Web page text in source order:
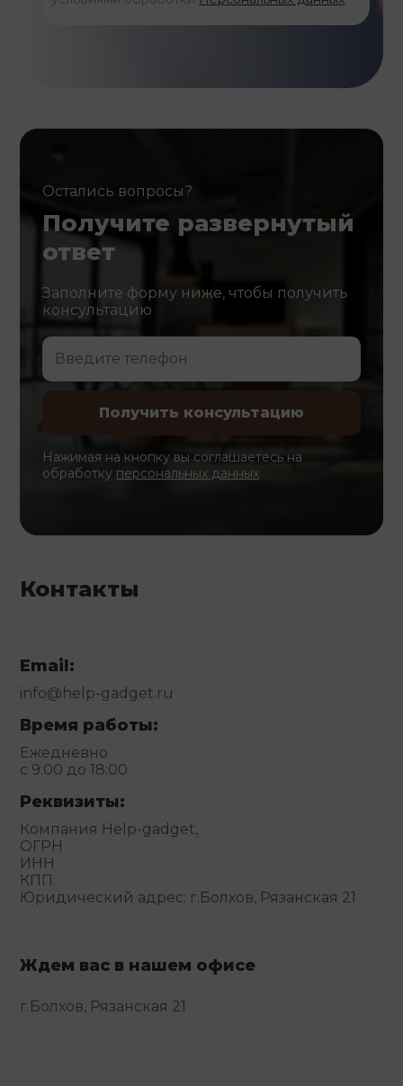
Остались вопросы?
Получите развернутый
ответ
Заполните форму ниже, чтобы получить
консультацию
Нажимая на кнопку вы соглашаетесь на
обработку персональных данных
Контакты
Email:
info@help-gadget.ru
Время работы:
Ежедневно
с 9:00 до 18:00
Реквизиты:
Компания Help-gadget,
ОГРН
ИНН
КПП:
Юридический адрес: г.Болхов, Рязанская 21
Ждем вас в нашем офисе
г.Болхов, Рязанская 21